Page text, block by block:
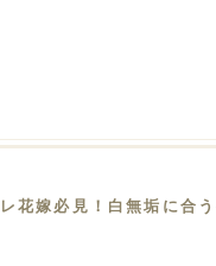
花嫁必見！白無垢に合